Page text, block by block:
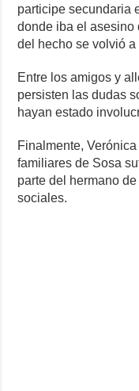
participe secundaria
donde iba el asesino
del hecho se volvió
Entre los amigos y
persisten las dudas
hayan estado
Finalmente,
familiares de Sosa
parte del hermano
sociales.